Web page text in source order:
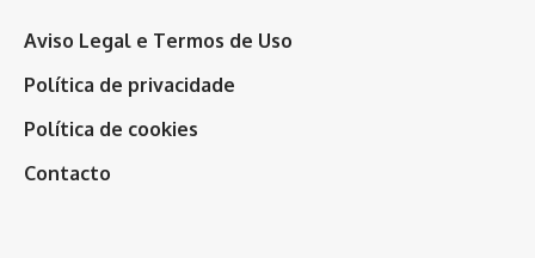
Aviso Legal e Termos de Uso
Política de privacidade
Política de cookies
Contacto